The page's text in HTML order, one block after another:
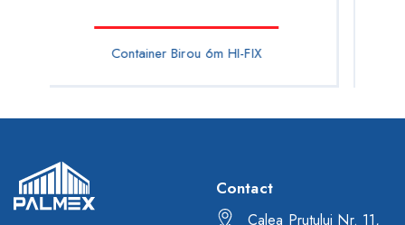
Container Birou 3m HI-FLEX
Contact
Calea Prutului Nr. 11,